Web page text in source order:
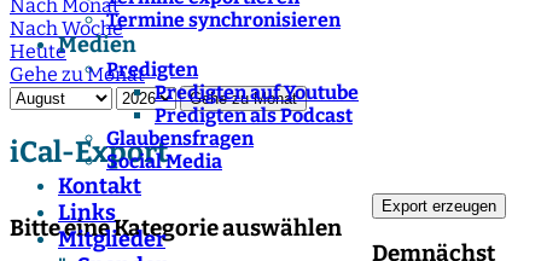
Termine synchronisieren
Medien
Predigten
Predigten auf Youtube
Predigten als Podcast
Glaubensfragen
Social Media
Kontakt
Links
Mitglieder
Nach Monat
Nach Woche
Heute
Gehe zu Monat
Gehe zu Monat
iCal-Export
Bitte eine Kategorie auswählen
Demnächst